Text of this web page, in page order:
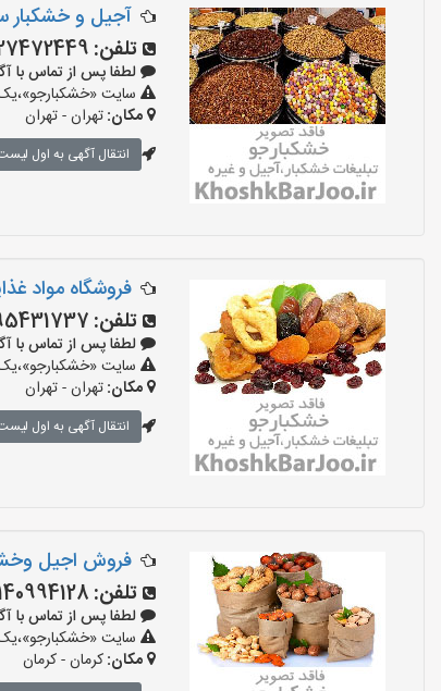
آجیل و خشکبار
تلفن:
لطفا پس از تماس با
سایت
مکان:تهران - تهران
انتقال آگهی به اول
فروشگاه مواد
تلفن:
لطفا پس از تماس با
سایت
مکان:تهران - تهران
انتقال آگهی به اول
فروش اجیل
تلفن:
لطفا پس از تماس با
سایت
مکان:کرمان - کرمان